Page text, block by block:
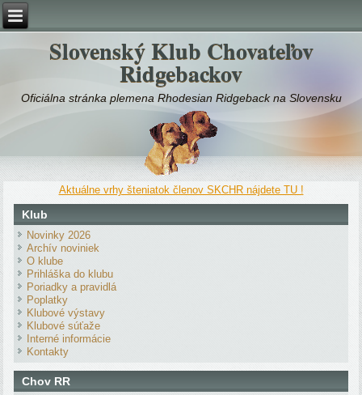
Slovenský Klub Chovateľov
Ridgebackov
Oficiálna stránka plemena Rhodesian Ridgeback na Slovensku
Aktuálne vrhy šteniatok členov SKCHR nájdete TU !
Klub
Novinky 2026
Archív noviniek
O klube
Prihláška do klubu
Poriadky a pravidlá
Poplatky
Klubové výstavy
Klubové súťaže
Interné informácie
Kontakty
Chov RR